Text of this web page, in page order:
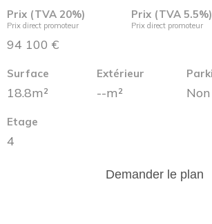
Prix (TVA 20%)
Prix direct promoteur
94 100 €
Prix (TVA 5.5%)
Prix direct promoteur
Surface
18.8m²
Extérieur
--m² Non
Etage
4
Demander le plan